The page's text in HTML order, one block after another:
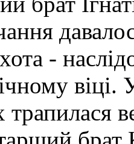
-
трапилася